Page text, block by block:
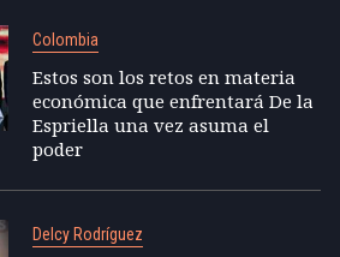
Colombia
Estos son los retos en materia
económica que enfrentará De la
Espriella una vez asuma el
poder
Delcy Rodríguez